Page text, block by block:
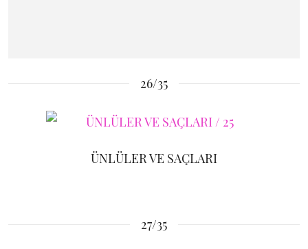
26/35
ÜNLÜLER VE SAÇLARI
27/35